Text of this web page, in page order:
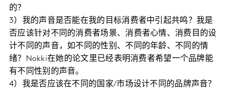
的？
3）我的声音是否能在我的目标消费者中引起共鸣？我是
否应该针对不同的消费者场景、消费者心情、消费目的设
计不同的声音，如不同的性别、不同的年龄、不同的情
绪？Nokki在她的论文里已经表明消费者希望一个品牌能
有不同性别的声音。
4）我是否应该在不同的国家/市场设计不同的品牌声音？